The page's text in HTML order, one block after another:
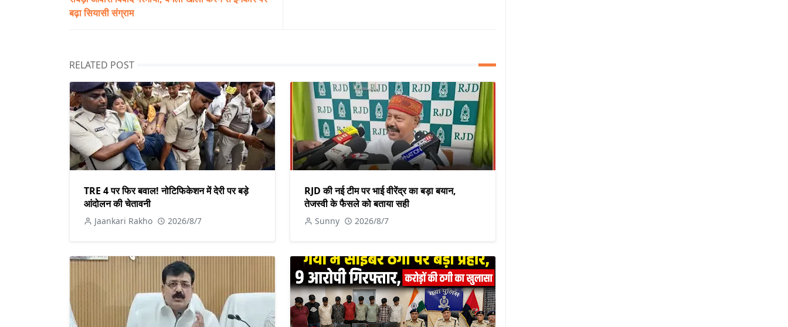
बढ़ा सियासी संग्राम
RELATED POST
TRE 4 पर फिर बवाल! नोटिफिकेशन में देरी पर बड़े
आंदोलन की चेतावनी
Jaankari Rakho 2026/8/7
RJD की नई टीम पर भाई वीरेंद्र का बड़ा बयान,
तेजस्वी के फैसले को बताया सही
Sunny 2026/8/7